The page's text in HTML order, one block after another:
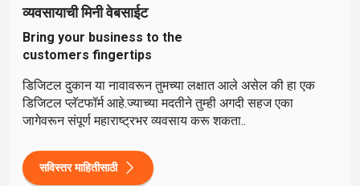
व्यवसायाची मिनी वेबसाईट
Bring your business to the
customers fingertips
डिजिटल दुकान या नावावरून तुमच्या लक्षात आले असेल की हा एक
डिजिटल प्लॅटफॉर्म आहे.ज्याच्या मदतीने तुम्ही अगदी सहज एका
जागेवरून संपूर्ण महाराष्ट्रभर व्यवसाय करू शकता..
सविस्तर माहितीसाठी